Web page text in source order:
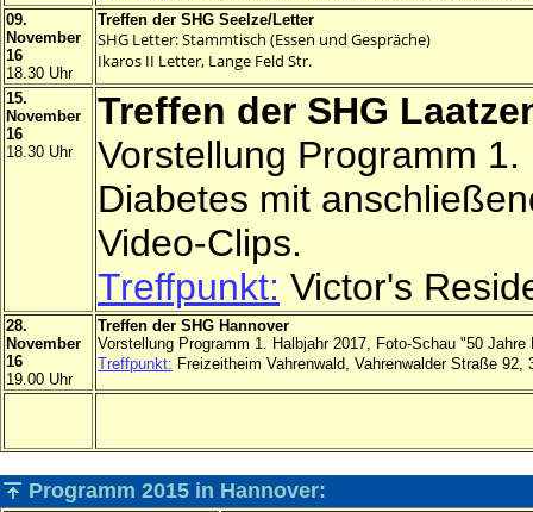
09.
November
16
18.30 Uhr
Treffen der SHG Seelze/Letter
SHG Letter: Stammtisch (Essen und Gespräche)
Ikaros II Letter, Lange Feld Str.
15.
November
16
18.30 Uhr
Treffen der SHG
Vorstellung Programm
Diabetes mit
Video-Clips.
Treffpunkt: Victor's
28.
November
16
19.00 Uhr
Treffen der SHG Hannover
Vorstellung Programm 1. Halbjahr 2017, Foto-Schau "50
Treffpunkt: Freizeitheim Vahrenwald, Vahrenwalder Straße 92,
Programm 2015 in Hannover: